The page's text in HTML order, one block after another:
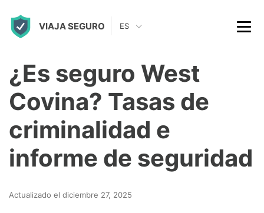
VIAJA SEGURO ES
¿Es seguro West
Covina? Tasas de
criminalidad e
informe de seguridad
Actualizado el diciembre 27, 2025